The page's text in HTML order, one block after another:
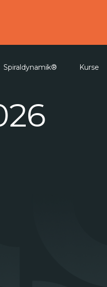
Spiraldynamik® Kurse